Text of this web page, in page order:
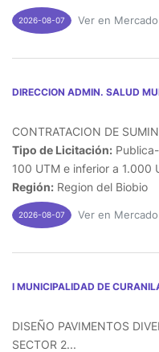
2026-08-07 Ver en
DIRECCION ADMIN. SALUD
CONTRATACION DE
Tipo de Licitación:
100 UTM e inferior a 1.000
Región: Region del Biobio
2026-08-07 Ver en
I MUNICIPALIDAD DE
DISEÑO PAVIMENTOS
SECTOR 2...